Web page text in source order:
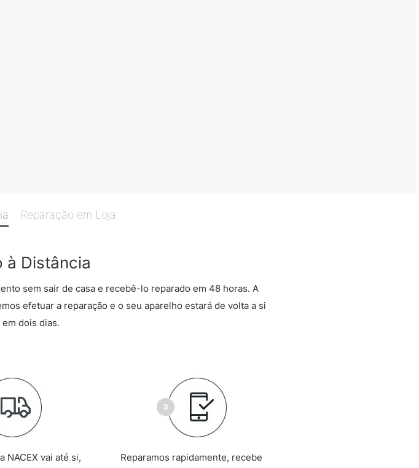
Reparação em Loja
à Distância
sem sair de casa e recebê-lo reparado em 48 horas. A
efetuar a reparação e o seu aparelho estará de volta a si
dois dias.
NACEX vai até si,
Reparamos rapidamente, recebe